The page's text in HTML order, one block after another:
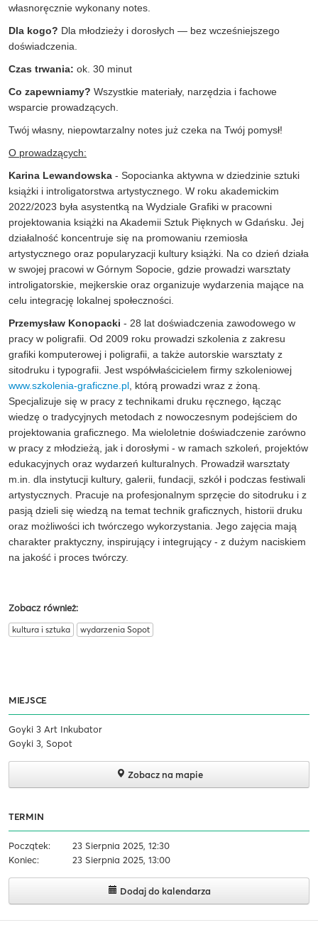
własnoręcznie wykonany notes.
Dla kogo? Dla młodzieży i dorosłych — bez wcześniejszego
doświadczenia.
Czas trwania: ok. 30 minut
Co zapewniamy? Wszystkie materiały, narzędzia i fachowe
wsparcie prowadzących.
Twój własny, niepowtarzalny notes już czeka na Twój pomysł!
O prowadzących:
Karina Lewandowska - Sopocianka aktywna w dziedzinie sztuki
książki i introligatorstwa artystycznego. W roku akademickim
2022/2023 była asystentką na Wydziale Grafiki w pracowni
projektowania książki na Akademii Sztuk Pięknych w Gdańsku. Jej
działalność koncentruje się na promowaniu rzemiosła
artystycznego oraz popularyzacji kultury książki. Na co dzień działa
w swojej pracowi w Górnym Sopocie, gdzie prowadzi warsztaty
introligatorskie, mejkerskie oraz organizuje wydarzenia mające na
celu integrację lokalnej społeczności.
Przemysław Konopacki - 28 lat doświadczenia zawodowego w
pracy w poligrafii. Od 2009 roku prowadzi szkolenia z zakresu
grafiki komputerowej i poligrafii, a także autorskie warsztaty z
sitodruku i typografii. Jest współwłaścicielem firmy szkoleniowej
www.szkolenia-graficzne.pl, którą prowadzi wraz z żoną.
Specjalizuje się w pracy z technikami druku ręcznego, łącząc
wiedzę o tradycyjnych metodach z nowoczesnym podejściem do
projektowania graficznego. Ma wieloletnie doświadczenie zarówno
w pracy z młodzieżą, jak i dorosłymi - w ramach szkoleń, projektów
edukacyjnych oraz wydarzeń kulturalnych. Prowadził warsztaty
m.in. dla instytucji kultury, galerii, fundacji, szkół i podczas festiwali
artystycznych. Pracuje na profesjonalnym sprzęcie do sitodruku i z
pasją dzieli się wiedzą na temat technik graficznych, historii druku
oraz możliwości ich twórczego wykorzystania. Jego zajęcia mają
charakter praktyczny, inspirujący i integrujący - z dużym naciskiem
na jakość i proces twórczy.
Zobacz również:
kultura i sztuka wydarzenia Sopot
MIEJSCE
Goyki 3 Art Inkubator
Goyki 3, Sopot
Zobacz na mapie
TERMIN
Początek:
23 Sierpnia 2025, 12:30
Koniec:
23 Sierpnia 2025, 13:00
Dodaj do kalendarza